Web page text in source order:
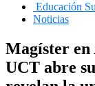
Educación
Noticias
Magíster en
UCT abre